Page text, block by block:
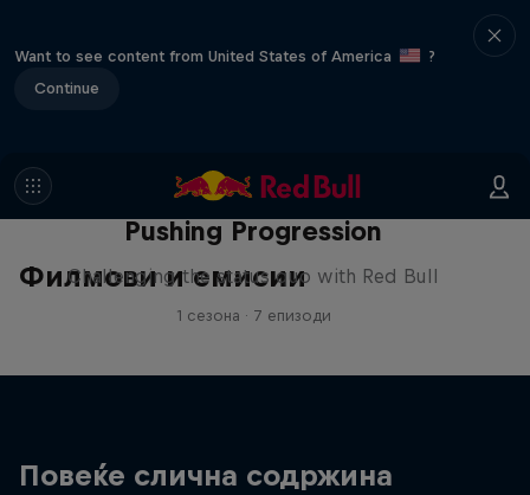
Want to see content from United States of America
?
Continue
Филмови и емисии
Pushing Progression
Challenging the status quo with Red Bull
1 сезона · 7 епизоди
Повеќе слична содржина